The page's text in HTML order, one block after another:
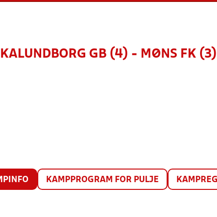
KALUNDBORG GB (4) - MØNS FK (3)
KAMPPROGRAM FOR PULJE